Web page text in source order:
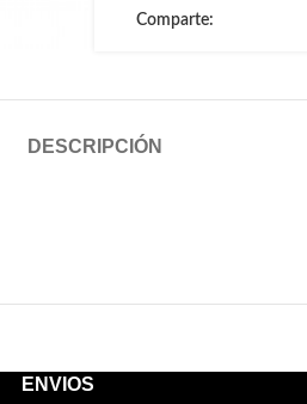
Comparte:
DESCRIPCIÓN
ENVIOS